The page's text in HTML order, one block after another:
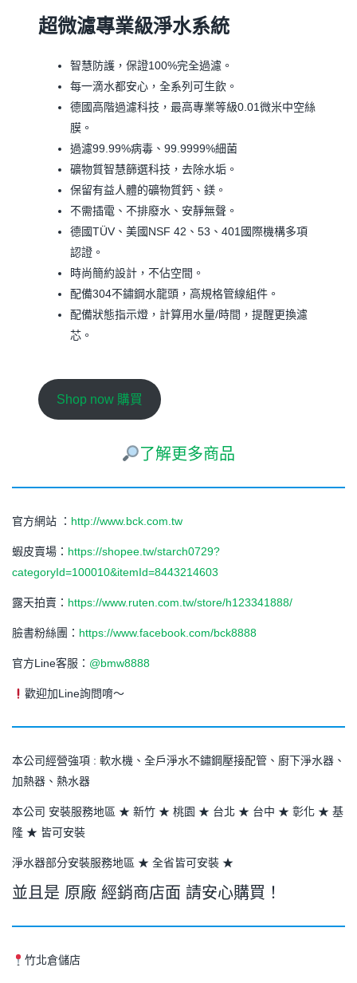
超微濾專業級淨水系統
智慧防護，保證100%完全過濾。
每一滴水都安心，全系列可生飲。
德國高階過濾科技，最高專業等級0.01微米中空絲
膜。
過濾99.99%病毒、99.9999%細菌
礦物質智慧篩選科技，去除水垢。
保留有益人體的礦物質鈣、鎂。
不需插電、不排廢水、安靜無聲。
德國TÜV、美國NSF 42、53、401國際機構多項
認證。
時尚簡約設計，不佔空間。
配備304不鏽鋼水龍頭，高規格管線組件。
配備狀態指示燈，計算用水量/時間，提醒更換濾
芯。
Shop now 購買
了解更多商品
官方網站 ： http://www.bck.com.tw
蝦皮賣場： https://shopee.tw/starch0729?
categoryId=100010&itemId=8443214603
露天拍賣： https://www.ruten.com.tw/store/h123341888/
臉書粉絲團： https://www.facebook.com/bck8888
官方Line客服： @bmw8888
歡迎加Line詢問唷～
本公司經營強項 : 軟水機、全戶淨水不鏽鋼壓接配管、廚下淨水器、
加熱器、熱水器
本公司 安裝服務地區 ★ 新竹 ★ 桃園 ★ 台北 ★ 台中 ★ 彰化 ★ 基
隆 ★ 皆可安裝
淨水器部分安裝服務地區 ★ 全省皆可安裝 ★
並且是 原廠 經銷商店面 請安心購買！
竹北倉儲店